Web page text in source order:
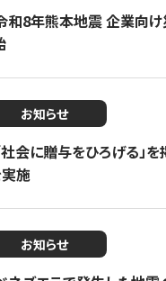
和8年熊本地震 企業向
お知らせ
社会に贈与をひろげる」
施
お知らせ